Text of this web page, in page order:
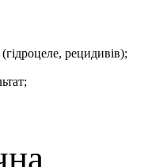
рецидивів);